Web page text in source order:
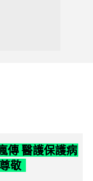
傳 醫護保護病
敬